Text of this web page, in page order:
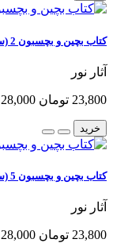
کتاب بچین و بچسبون 2 (سطح ساده): کار با قیچی
آثار نور
23,800 تومان 28,000 تومان
خرید
کتاب بچین و بچسبون 5 (سطح دشوار): کار با قیچی
آثار نور
23,800 تومان 28,000 تومان